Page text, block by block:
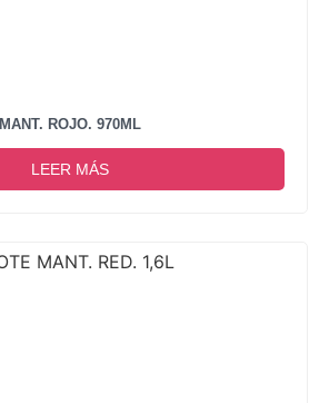
MANT. ROJO. 970ML
LEER MÁS